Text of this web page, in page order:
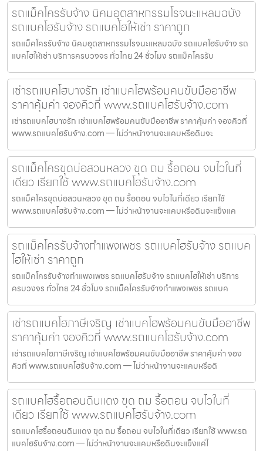
รถแม็คโครรับจ้าง นิคมอุตสาหกรรมโรจนะแหลมฉบัง
รถแบคโฮรับจ้าง รถแบคโฮให้เช่า ราคาถูก
รถแม็คโครรับจ้าง นิคมอุตสาหกรรมโรจนะแหลมฉบัง รถแบคโฮรับจ้าง รถ
แบคโฮให้เช่า บริการครบวงจร ทั่วไทย 24 ชั่วโมง รถแม็คโครรับ
เช่ารถแบคโฮบางรัก เช่าแบคโฮพร้อมคนขับมืออาชีพ
ราคาคุ้มค่า จองคิวที่ www.รถแบคโฮรับจ้าง.com
เช่ารถแบคโฮบางรัก เช่าแบคโฮพร้อมคนขับมืออาชีพ ราคาคุ้มค่า จองคิวที่
www.รถแบคโฮรับจ้าง.com — ไม่ว่าหน้างานจะแคบหรือดินจะ
รถแม็คโครขุดบ่อสวนหลวง ขุด ถม รื้อถอน จบไวในที่
เดียว เรียกใช้ www.รถแบคโฮรับจ้าง.com
รถแม็คโครขุดบ่อสวนหลวง ขุด ถม รื้อถอน จบไวในที่เดียว เรียกใช้
www.รถแบคโฮรับจ้าง.com — ไม่ว่าหน้างานจะแคบหรือดินจะแข็งแค
รถแม็คโครรับจ้างกำแพงเพชร รถแบคโฮรับจ้าง รถแบค
โฮให้เช่า ราคาถูก
รถแม็คโครรับจ้างกำแพงเพชร รถแบคโฮรับจ้าง รถแบคโฮให้เช่า บริการ
ครบวงจร ทั่วไทย 24 ชั่วโมง รถแม็คโครรับจ้างกำแพงเพชร รถแบค
เช่ารถแบคโฮภาษีเจริญ เช่าแบคโฮพร้อมคนขับมืออาชีพ
ราคาคุ้มค่า จองคิวที่ www.รถแบคโฮรับจ้าง.com
เช่ารถแบคโฮภาษีเจริญ เช่าแบคโฮพร้อมคนขับมืออาชีพ ราคาคุ้มค่า จอง
คิวที่ www.รถแบคโฮรับจ้าง.com — ไม่ว่าหน้างานจะแคบหรือดิ
รถแบคโฮรื้อถอนดินแดง ขุด ถม รื้อถอน จบไวในที่
เดียว เรียกใช้ www.รถแบคโฮรับจ้าง.com
รถแบคโฮรื้อถอนดินแดง ขุด ถม รื้อถอน จบไวในที่เดียว เรียกใช้ www.รถ
แบคโฮรับจ้าง.com — ไม่ว่าหน้างานจะแคบหรือดินจะแข็งแค่ไ